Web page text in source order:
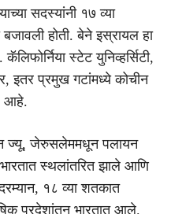
सदस्यांनी १७ व्या
होती. बेने इस्रायल हा
स्टेट युनिव्हर्सिटी,
इतर प्रमुख गटांमध्ये कोचीन
आहे.
ज्यू, जेरुसलेममधून पलायन
स्थलांतरित झाले आणि
१८ व्या शतकात
प्रदेशांतून भारतात आले.